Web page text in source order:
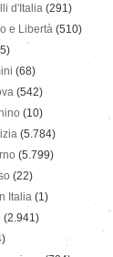
d'Italia (291)
e Libertà (510)
(68)
(542)
(10)
(5.784)
(5.799)
(22)
Italia (1)
(2.941)